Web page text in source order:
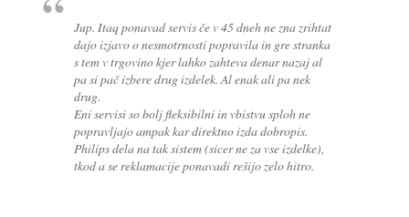
Jup. Itaq ponavad servis če v 45 dneh ne zna zrihtat
dajo izjavo o nesmotrnosti popravila in gre stranka
s tem v trgovino kjer lahko zahteva denar nazaj al
pa si pač izbere drug izdelek. Al enak ali pa nek
drug.
Eni servisi so bolj fleksibilni in vbistvu sploh ne
popravljajo ampak kar direktno izda dobropis.
Philips dela na tak sistem (sicer ne za vse izdelke),
tkod a se reklamacije ponavadi rešijo zelo hitro.